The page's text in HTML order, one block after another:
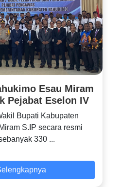
Esau Miram
Pejabat Eselon IV
Bupati Kabupaten
S.IP secara resmi
330 ...